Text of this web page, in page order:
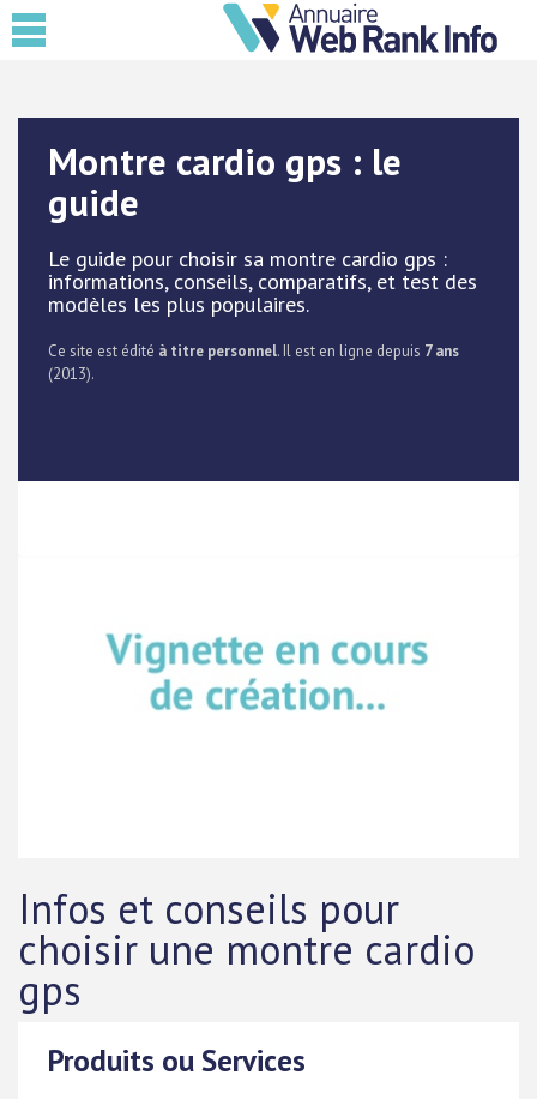
Montre cardio gps : le
guide
Le guide pour choisir sa montre cardio gps :
informations, conseils, comparatifs, et test des
modèles les plus populaires.
Ce site est édité à titre personnel. Il est en ligne depuis 7 ans
(2013).
Infos et conseils pour
choisir une montre cardio
gps
Produits ou Services